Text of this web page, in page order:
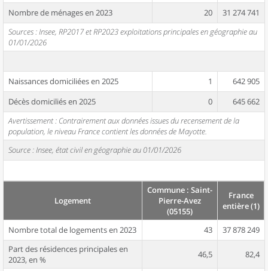
Nombre de ménages en 2023 20
31 274 741
Sources : Insee, RP2017 et RP2023 exploitations principales en géographie au
01/01/2026
Naissances domiciliées en 2025 1
642 905
Décès domiciliés en 2025
0
645 662
Avertissement : Contrairement aux données issues du recensement de la
population, le niveau France contient les données de Mayotte.
Source : Insee, état civil en géographie au 01/01/2026
Logement
Commune : Saint-
Pierre-Avez
(05155)
France
entière (1)
Nombre total de logements en 2023 43
37 878 249
Part des résidences principales en
2023, en %
46,5 82,4